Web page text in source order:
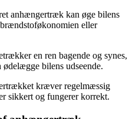
anhængertræk kan øge bilens
eller
en ren bagende og synes,
bilens udseende.
kræver regelmæssig
sikkert og fungerer korrekt.